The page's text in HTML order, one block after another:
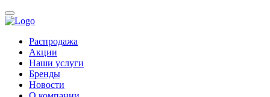
Распродажа
Акции
Наши услуги
Бренды
Новости